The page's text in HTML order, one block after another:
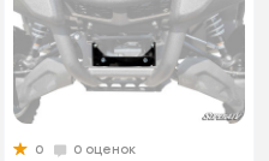
0
0 оценок